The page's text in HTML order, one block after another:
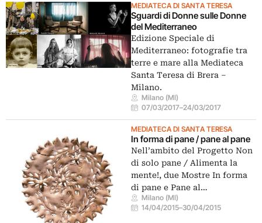
MEDIATECA DI SANTA TERESA
Sguardi di Donne sulle Donne
del Mediterraneo
Edizione Speciale di
Mediterraneo: fotografie tra
terre e mare alla Mediateca
Santa Teresa di Brera –
Milano.
Milano (MI)
07/03/2017–24/03/2017
MEDIATECA DI SANTA TERESA
In forma di pane / pane al pane
Nell’ambito del Progetto Non
di solo pane / Alimenta la
mente!, due Mostre In forma
di pane e Pane al…
Milano (MI)
14/04/2015–30/04/2015